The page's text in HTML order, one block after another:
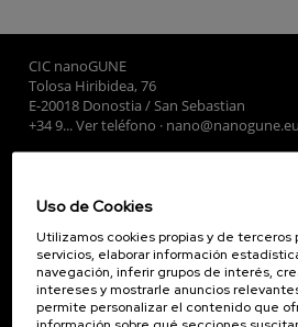
CIC nanoGUNE
Tolosa Hiribidea, 76
E-20018 Donostia / San Sebastian
+34 9... Ver teléfono · nano@nanogune.eu
Subscribe to our Newsletter
nanoGUNE
Investigación
Transferencia
Formación
Uso de Cookies
Utilizamos cookies propias y de terceros
servicios, elaborar información
navegación, inferir grupos de interés,
intereses y mostrarle anuncios
permite personalizar el contenido que